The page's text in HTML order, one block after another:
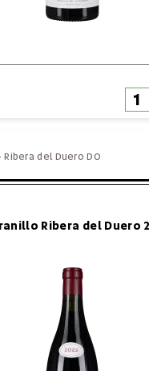
Ribera del Duero DO
Ribera del Duero